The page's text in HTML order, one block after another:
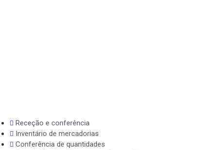
Receção e conferência
Inventário de mercadorias
Conferência de quantidades